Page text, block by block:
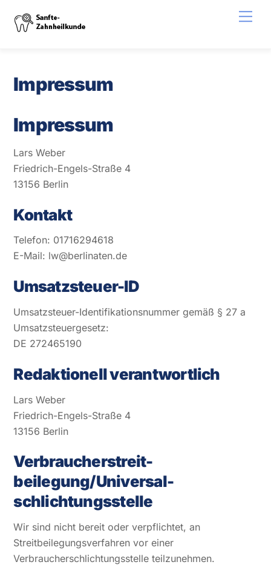
Impressum
Impressum
Lars Weber
Friedrich-Engels-Straße 4
13156 Berlin
Kontakt
Telefon: 01716294618
E-Mail: lw@berlinaten.de
Umsatzsteuer-ID
Umsatzsteuer-Identifikationsnummer gemäß § 27 a
Umsatzsteuergesetz:
DE 272465190
Redaktionell verantwortlich
Lars Weber
Friedrich-Engels-Straße 4
13156 Berlin
Verbraucher­streit­
beilegung/Universal­
schlichtungs­stelle
Wir sind nicht bereit oder verpflichtet, an
Streitbeilegungsverfahren vor einer
Verbraucherschlichtungsstelle teilzunehmen.